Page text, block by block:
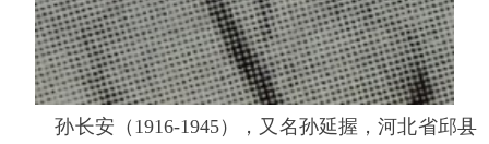
孙长安（1916-1945），又名孙延握，河北省邱县